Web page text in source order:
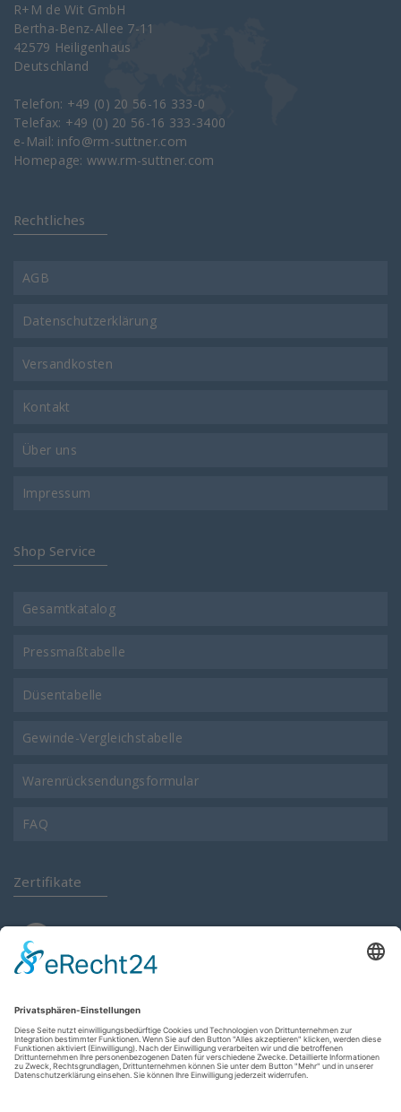
R+M de Wit GmbH
Bertha-Benz-Allee 7-11
42579 Heiligenhaus
Deutschland
Telefon: +49 (0) 20 56-16 333-0
Telefax: +49 (0) 20 56-16 333-3400
e-Mail: info@rm-suttner.com
Homepage:www.rm-suttner.com
Rechtliches
AGB
Datenschutzerklärung
Versandkosten
Kontakt
Über uns
Impressum
Shop Service
Gesamtkatalog
Pressmaßtabelle
Düsentabelle
Gewinde-Vergleichstabelle
Warenrücksendungsformular
FAQ
Zertifikate